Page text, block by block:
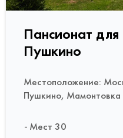
Пансионат
Пушкино
Местоположение:
Пушкино, Мамонтовка
Мест 30